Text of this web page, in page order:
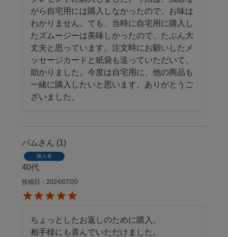
がら自宅用には購入しなかったので、お味は
わかりません。ても、当時に自宅用に購入し
たズムージーは美味しかったので、たぶん大
丈夫と思っています。注文時にお願いしたメ
ッセージカードと紙袋も送っていただいて、
助かりました。今度は自宅用に、他の商品も
一緒に購入したいと思います。ありがとうご
ざいました。
バム 1
購入者
40代
投稿日 2024/07/20
ちょっとしたお返しのために購入。
相手様にも喜んでいただけました。